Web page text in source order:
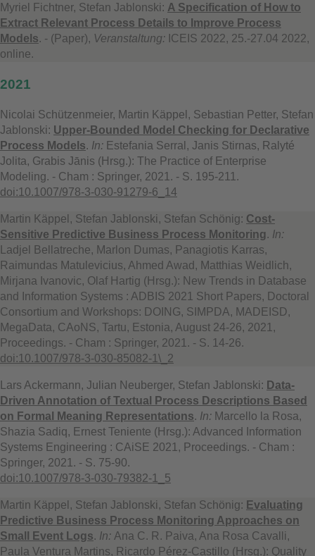
Myriel Fichtner, Stefan Jablonski: A Specification of How to
Extract Relevant Process Details to Improve Process
Models. - (Paper), Veranstaltung: ICEIS 2022, 25.-27.04 2022,
online.
2021
Nicolai Schützenmeier, Martin Käppel, Sebastian Petter, Stefan
Jablonski: Upper-Bounded Model Checking for Declarative
Process Models. In: Estefania Serral, Janis Stirnas, Ralyté
Jolita, Grabis Jānis (Hrsg.): The Practice of Enterprise
Modeling. - Cham : Springer, 2021. - S. 195-211.
doi:10.1007/978-3-030-91279-6_14
Martin Käppel, Stefan Jablonski, Stefan Schönig: Cost-
Sensitive Predictive Business Process Monitoring. In:
Ladjel Bellatreche, Marlon Dumas, Panagiotis Karras,
Raimundas Matulevicius, Ahmed Awad, Matthias Weidlich,
Mirjana Ivanovic, Olaf Hartig (Hrsg.): New Trends in Database
and Information Systems : ADBIS 2021 Short Papers, Doctoral
Consortium and Workshops: DOING, SIMPDA, MADEISD,
MegaData, CAoNS, Tartu, Estonia, August 24-26, 2021,
Proceedings. - Cham : Springer, 2021. - S. 14-26.
doi:10.1007/978-3-030-85082-1\_2
Lars Ackermann, Julian Neuberger, Stefan Jablonski: Data-
Driven Annotation of Textual Process Descriptions Based
on Formal Meaning Representations. In: Marcello la Rosa,
Shazia Sadiq, Ernest Teniente (Hrsg.): Advanced Information
Systems Engineering : CAiSE 2021, Proceedings. - Cham :
Springer, 2021. - S. 75-90.
doi:10.1007/978-3-030-79382-1_5
Martin Käppel, Stefan Jablonski, Stefan Schönig: Evaluating
Predictive Business Process Monitoring Approaches on
Small Event Logs. In: Ana C. R. Paiva, Ana Rosa Cavalli,
Paula Ventura Martins, Ricardo Pérez-Castillo (Hrsg.): Quality